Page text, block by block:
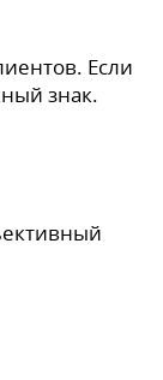
Если
знак.